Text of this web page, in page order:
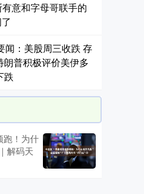
意和字母哥联手的
闻：美股周三收跌 存
普积极评价美伊多
跌
跑！为什
解码天